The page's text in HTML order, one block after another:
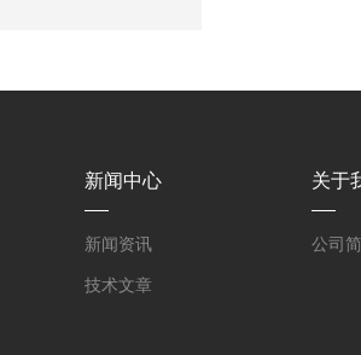
新闻中心
新闻资讯
技术文章
关于
公司